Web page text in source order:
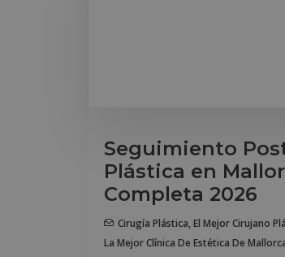
Seguimiento
Plástica en
Completa 2026
Cirugía Plástica,El Mejor Cirujano
La Mejor Clínica De Estética De